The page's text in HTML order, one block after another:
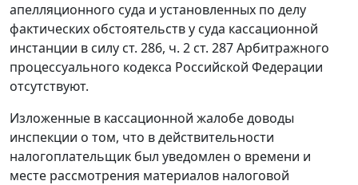
апелляционного суда и установленных по делу
фактических обстоятельств у суда кассационной
инстанции в силу ст. 286, ч. 2 ст. 287Арбитражного
процессуального кодекса Российской Федерации
отсутствуют.
Изложенные в кассационной жалобе доводы
инспекции о том, что в действительности
налогоплательщик был уведомлен о времени и
месте рассмотрения материалов налоговой